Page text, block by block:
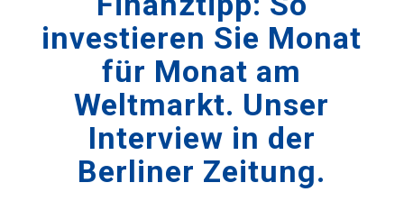
investieren Sie Monat
für Monat am
Weltmarkt. Unser
Interview in der
Berliner Zeitung.